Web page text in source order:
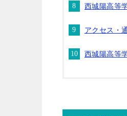
西城陽高等
アクセス・
西城陽高等